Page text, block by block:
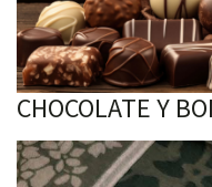
CHOCOLATE Y